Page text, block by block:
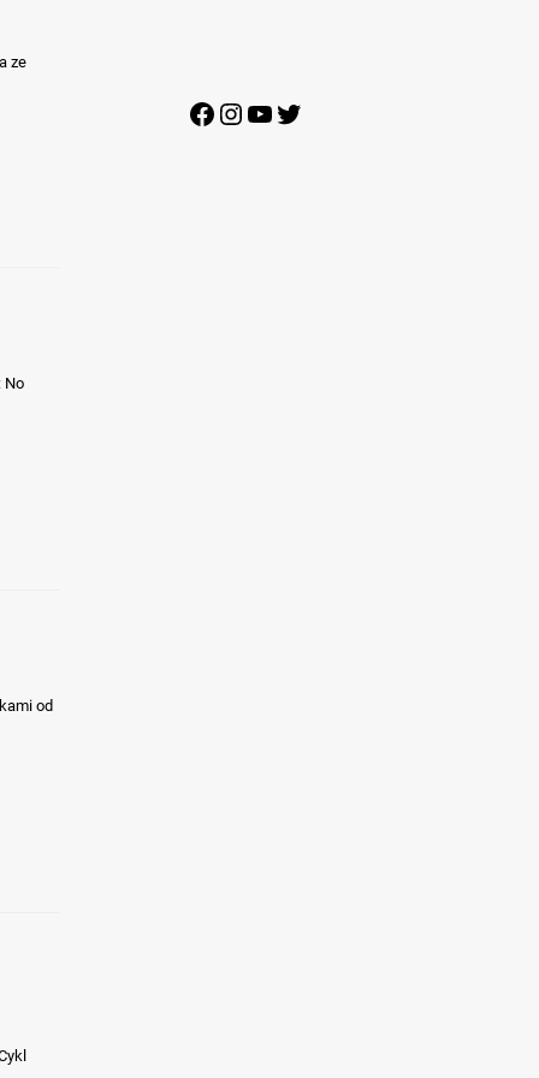
ze
No
od
Facebook
Instagram
YouTube
Twitter